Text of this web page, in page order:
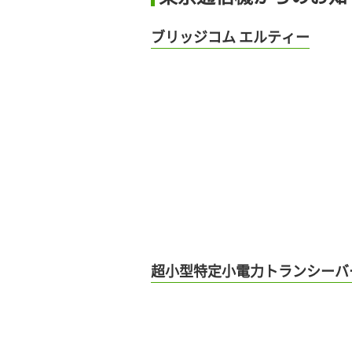
ブリッジコム エルティー
超小型特定小電力トランシー